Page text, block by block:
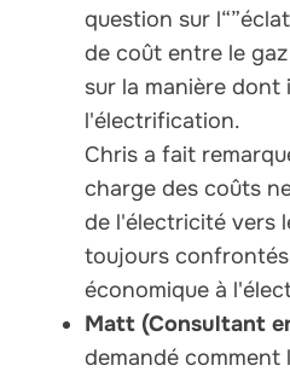
question sur
de coût entre le
sur la manière dont
l'électrification.
Chris a fait
charge des coûts
de l'électricité vers
toujours
économique à
Matt (Consultant
demandé comment